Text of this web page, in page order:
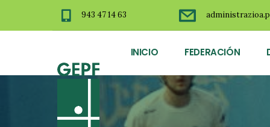
943 47 14 63
INICIO FEDERACIÓN